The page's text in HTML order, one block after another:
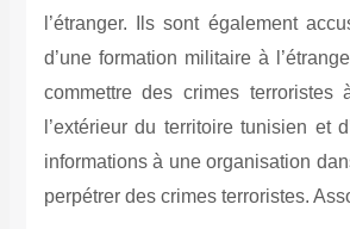
l’étranger. Ils sont également
d’une formation militaire à
commettre des crimes terroristes
l’extérieur du territoire tunisien et
informations à une organisation
perpétrer des crimes terroristes.